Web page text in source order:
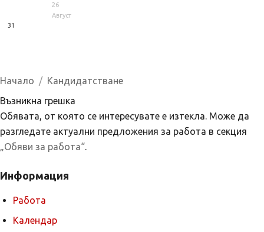
26
Август
31
Начало
Кандидатстване
Възникна грешка
Обявата, от която се интересувате е изтекла. Може да
разгледате актуални предложения за работа в секция
„Обяви за работа“.
Информация
Работа
Календар